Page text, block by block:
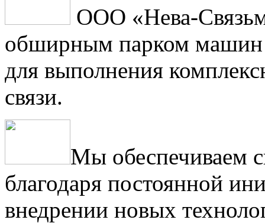
ООО «Нева-
обширным парком машин
для выполнения
связи.
Мы обеспечиваем
благодаря постоянной
внедрении новых